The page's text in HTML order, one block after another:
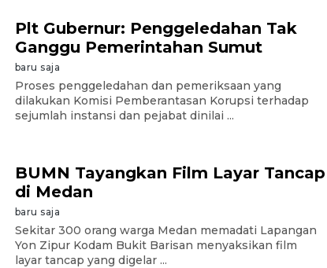
Plt Gubernur: Penggeledahan Tak
Ganggu Pemerintahan Sumut
baru saja
Proses penggeledahan dan pemeriksaan yang
dilakukan Komisi Pemberantasan Korupsi terhadap
sejumlah instansi dan pejabat dinilai ...
BUMN Tayangkan Film Layar Tancap
di Medan
baru saja
Sekitar 300 orang warga Medan memadati Lapangan
Yon Zipur Kodam Bukit Barisan menyaksikan film
layar tancap yang digelar ...